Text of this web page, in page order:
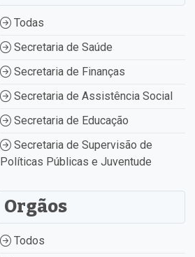
Todas
Secretaria de Saúde
Secretaria de Finanças
Secretaria de Assistência Social
Secretaria de Educação
Secretaria de Supervisão de
Políticas Públicas e Juventude
Orgãos
Todos